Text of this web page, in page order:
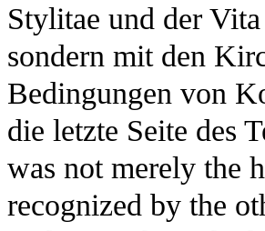
Stylitae und der
sondern mit den
Bedingungen von
die letzte Seite des
was not merely the
recognized by the